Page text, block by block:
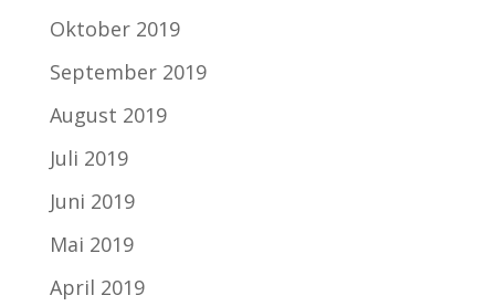
Oktober 2019
September 2019
August 2019
Juli 2019
Juni 2019
Mai 2019
April 2019